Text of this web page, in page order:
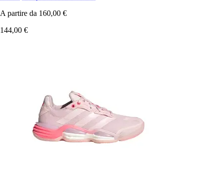
A partire da 160,00 €
144,00 €